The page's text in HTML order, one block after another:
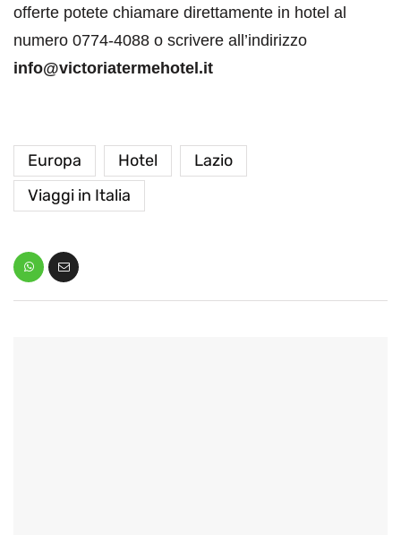
offerte potete chiamare direttamente in hotel al
numero 0774-4088 o scrivere all’indirizzo
info@victoriatermehotel.it
Europa Hotel
Lazio
Viaggi in Italia